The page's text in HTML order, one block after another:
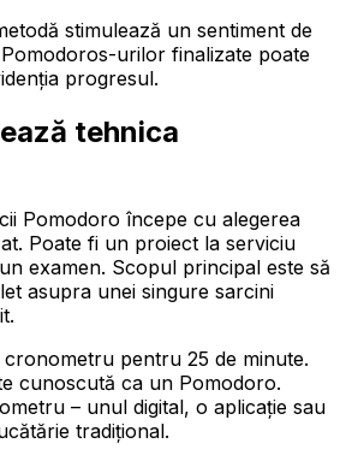
stimulează un sentiment de
urilor finalizate poate
progresul.
tehnica
Pomodoro începe cu alegerea
Poate fi un proiect la serviciu
examen. Scopul principal este să
asupra unei singure sarcini
pentru 25 de minute.
cunoscută ca un Pomodoro.
– unul digital, o aplicație sau
tradițional.